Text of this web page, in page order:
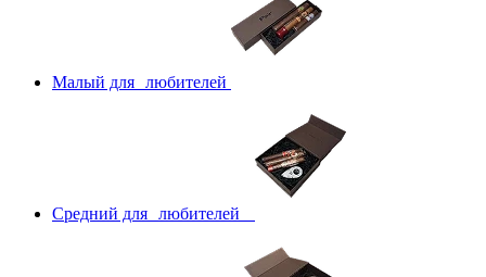
Малый для любителей
Средний для любителей